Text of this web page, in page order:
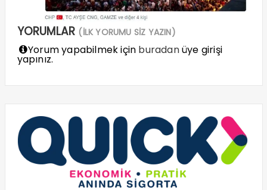
YORUMLAR (İLK YORUMU SİZ YAZIN)
Yorum yapabilmek için buradanüye girişi
yapınız.